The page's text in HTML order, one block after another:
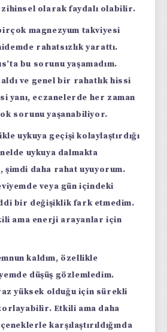
zihinsel olarak faydalı olabilir.
magnezyum takviyesi
rahatsızlık yarattı.
bu sorunu yaşamadım.
ve genel bir rahatlık hissi
yanı, eczanelerde her zaman
sorunu yaşanabiliyor.
uykuya geçişi kolaylaştırdığı
uykuya dalmakta
şimdi daha rahat uyuyorum.
veya gün içindeki
bir değişiklik fark etmedim.
ama enerji arayanlar için
kaldım, özellikle
düşüş gözlemledim.
yüksek olduğu için sürekli
Etkili ama daha
karşılaştırıldığında